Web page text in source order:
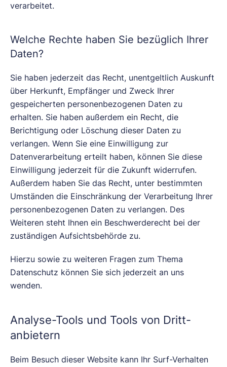
verarbeitet.
Welche Rechte haben Sie bezüglich Ihrer
Daten?
Sie haben jederzeit das Recht, unentgeltlich Auskunft
über Herkunft, Empfänger und Zweck Ihrer
gespeicherten personenbezogenen Daten zu
erhalten. Sie haben außerdem ein Recht, die
Berichtigung oder Löschung dieser Daten zu
verlangen. Wenn Sie eine Einwilligung zur
Datenverarbeitung erteilt haben, können Sie diese
Einwilligung jederzeit für die Zukunft widerrufen.
Außerdem haben Sie das Recht, unter bestimmten
Umständen die Einschränkung der Verarbeitung Ihrer
personenbezogenen Daten zu verlangen. Des
Weiteren steht Ihnen ein Beschwerderecht bei der
zuständigen Aufsichtsbehörde zu.
Hierzu sowie zu weiteren Fragen zum Thema
Datenschutz können Sie sich jederzeit an uns
wenden.
Analyse-Tools und Tools von Dritt­
anbietern
Beim Besuch dieser Website kann Ihr Surf-Verhalten